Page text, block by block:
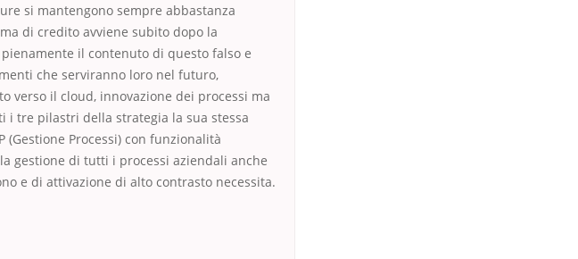
si mantengono sempre abbastanza
di credito avviene subito dopo la
il contenuto di questo falso e
che serviranno loro nel futuro,
verso il cloud, innovazione dei processi ma
i tre pilastri della strategia la sua stessa
Processi) con funzionalità
gestione di tutti i processi aziendali anche
e di attivazione di alto contrasto necessita.